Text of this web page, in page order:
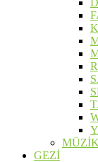
MÜZİK
GEZİ